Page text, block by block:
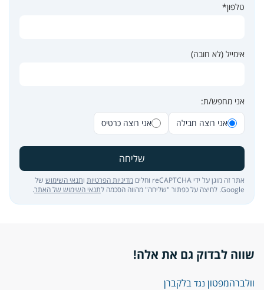
טלפון*
אימייל (לא חובה)
אני מחפש/ת:
אני רוצה חבילה
אני רוצה כרטיס
שליחה
אתר זה מוגן על ידי reCAPTCHA וחלים מדיניות הפרטיות ותנאי השימוש של
Google. לחיצה על כפתור "שליחה" מהווה הסכמה ל
תנאי השימוש של האתר.
שווה לבדוק גם את אלה!
וולברהמפטון נגד בלקברן